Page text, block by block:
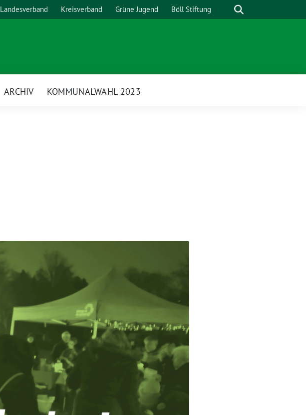
Landesverband Kreisverband Grüne Jugend Böll Stiftung Suche
ARCHIV KOMMUNALWAHL 2023